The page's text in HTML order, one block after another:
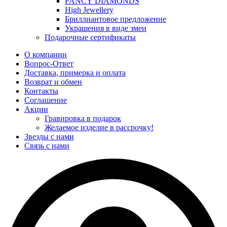
High Jewellery
Бриллиантовое предложение
Украшения в виде змеи
Подарочные сертификаты
О компании
Вопрос-Ответ
Доставка, примерка и оплата
Возврат и обмен
Контакты
Соглашение
Акции
Гравировка в подарок
Желаемое изделие в рассрочку!
Звезды с нами
Связь с нами